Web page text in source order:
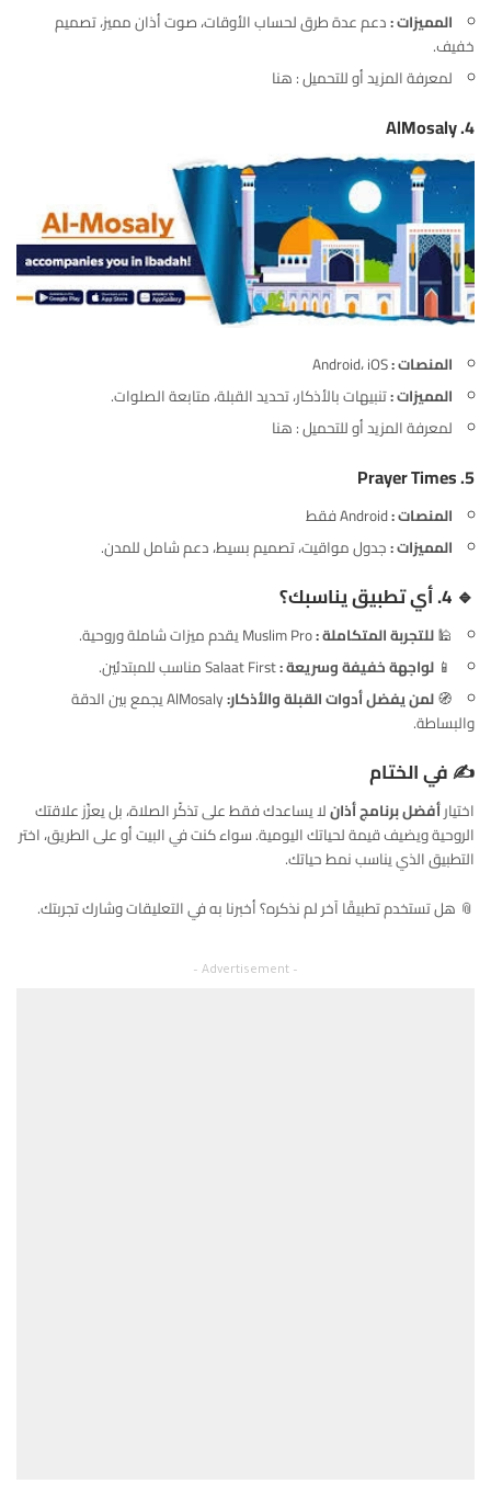
المميزات :دعم عدة طرق لحساب الأوقات، صوت أذان مميز، تصميم
خفيف.
لمعرفة المزيد أو للتحميل :هنا
4.
AlMosaly
المنصات :Android، iOS
المميزات :تنبيهات بالأذكار، تحديد القبلة، متابعة الصلوات.
لمعرفة المزيد أو للتحميل :هنا
5.
Prayer Times
المنصات :Android فقط
المميزات :جدول مواقيت، تصميم بسيط، دعم شامل للمدن.
🔹 4. أي تطبيق يناسبك؟
🕌للتجربة المتكاملة :Muslim Pro يقدم ميزات شاملة وروحية.
📱لواجهة خفيفة وسريعة :Salaat First مناسب للمبتدئين.
🧭لمن يفضل أدوات القبلة والأذكار:
AlMosaly يجمع بين الدقة
والبساطة.
✍️ في الختام
اختيارأفضل برنامج أذانلا يساعدك فقط على تذكّر الصلاة، بل يعزّز علاقتك
الروحية ويضيف قيمة لحياتك اليومية. سواء كنت في البيت أو على الطريق، اختر
التطبيقالذي يناسب نمط حياتك.
📎 هل تستخدم تطبيقًا آخر لم نذكره؟ أخبرنا به في التعليقات وشارك تجربتك.
– Advertisement –